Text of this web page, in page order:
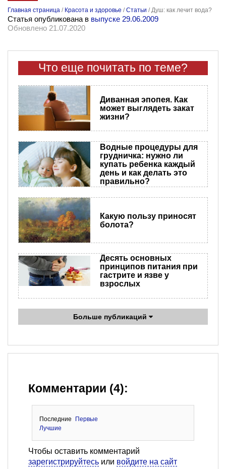
Главная страница / Красота и здоровье /Статьи /Душ: как лечит вода?
Статья опубликована в выпуске 29.06.2009
Обновлено 21.07.2020
Что еще почитать по теме?
Диванная эпопея. Как
может выглядеть закат
жизни?
Водные процедуры для
грудничка: нужно ли
купать ребенка каждый
день и как делать это
правильно?
Какую пользу приносят
болота?
Десять основных
принципов питания при
гастрите и язве у
взрослых
Больше публикаций
Комментарии (4):
Последние
Первые
Лучшие
Чтобы оставить комментарий
зарегистрируйтесь или войдите на сайт